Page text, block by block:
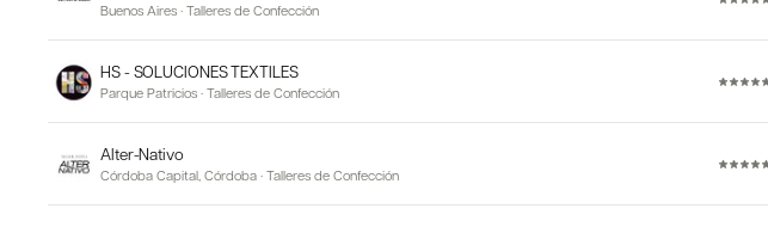
Buenos Aires · Talleres de Confección
HS - SOLUCIONES TEXTILES
Parque Patricios · Talleres de Confección
Alter-Nativo
Córdoba Capital, Córdoba · Talleres de Confección